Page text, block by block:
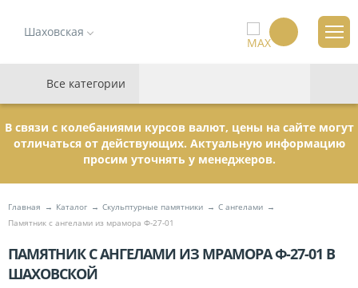
Шаховская
Все категории
В связи с колебаниями курсов валют, цены на сайте могут
отличаться от действующих. Актуальную информацию
просим уточнять у менеджеров.
Главная Каталог Скульптурные памятники
C ангелами
Памятник с ангелами из мрамора Ф-27-01
ПАМЯТНИК С АНГЕЛАМИ ИЗ МРАМОРА Ф-27-01 В
ШАХОВСКОЙ